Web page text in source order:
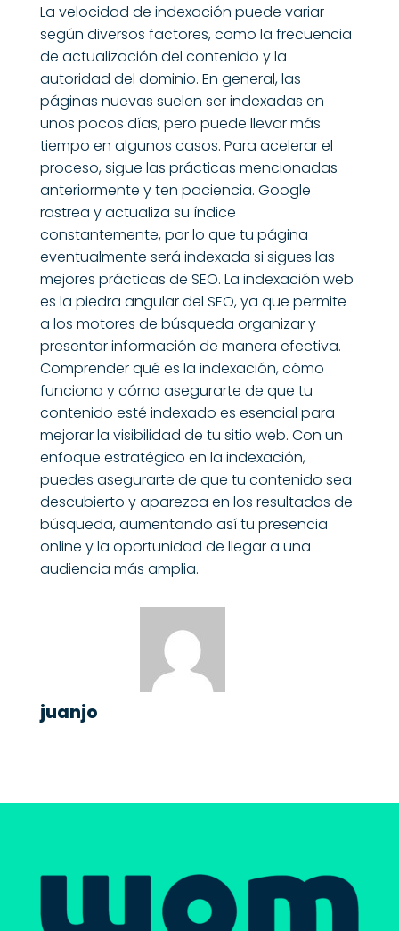
La velocidad de indexación puede variar
según diversos factores, como la frecuencia
de actualización del contenido y la
autoridad del dominio. En general, las
páginas nuevas suelen ser indexadas en
unos pocos días, pero puede llevar más
tiempo en algunos casos. Para acelerar el
proceso, sigue las prácticas mencionadas
anteriormente y ten paciencia. Google
rastrea y actualiza su índice
constantemente, por lo que tu página
eventualmente será indexada si sigues las
mejores prácticas de SEO. La indexación web
es la piedra angular del SEO, ya que permite
a los motores de búsqueda organizar y
presentar información de manera efectiva.
Comprender qué es la indexación, cómo
funciona y cómo asegurarte de que tu
contenido esté indexado es esencial para
mejorar la visibilidad de tu sitio web. Con un
enfoque estratégico en la indexación,
puedes asegurarte de que tu contenido sea
descubierto y aparezca en los resultados de
búsqueda, aumentando así tu presencia
online y la oportunidad de llegar a una
audiencia más amplia.
juanjo